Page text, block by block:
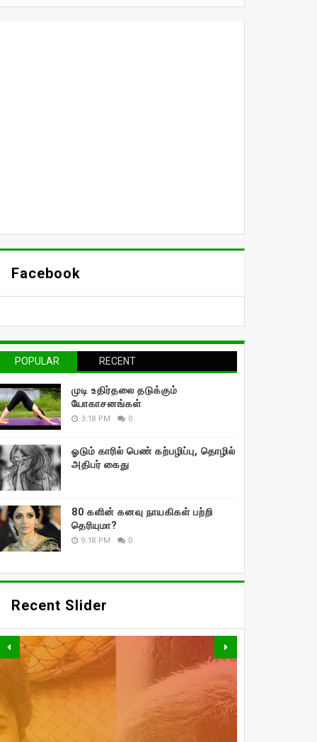
Facebook
POPULAR RECENT
முடி உதிர்தலை தடுக்கும்
யோகாசனங்கள்
3:18 PM 0
ஓடும் காரில் பெண் கற்பழிப்பு, தொழில்
அதிபர் கைது
80 களின் கனவு நாயகிகள் பற்றி
தெரியுமா?
9:18 PM 0
Recent Slider
வாரிசு